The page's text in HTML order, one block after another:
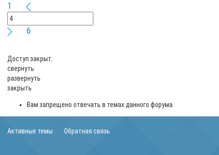
1
6
Доступ закрыт.
свернуть
развернуть
закрыть
Вам запрещено отвечать в темах данного форума.
Активные темы Обратная связь